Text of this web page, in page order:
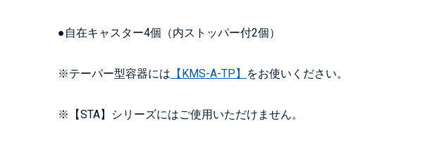
●自在キャスター4個（内ストッパー付2個）
※テーパー型容器には 【KMS-A-TP】 をお使いください。
※【STA】シリーズにはご使用いただけません。